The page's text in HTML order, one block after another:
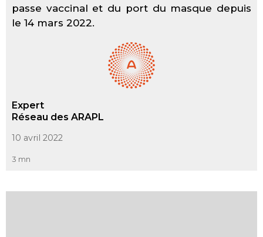
passe vaccinal et du port du masque depuis
le 14 mars 2022.
Expert
Réseau des ARAPL
10 avril 2022
3 mn